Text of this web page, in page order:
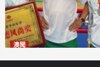
澳聞